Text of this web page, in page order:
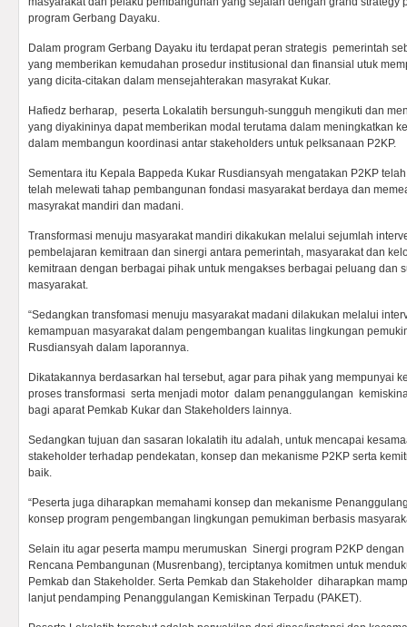
program Gerbang Dayaku.
Dalam program Gerbang Dayaku itu terdapat peran strategis pemerintah
yang memberikan kemudahan prosedur institusional dan finansial utuk
yang dicita-citakan dalam mensejahterakan masyrakat Kukar.
Hafiedz berharap, peserta Lokalatih bersunguh-sungguh mengikuti dan
yang diyakininya dapat memberikan modal terutama dalam meningkatkan
dalam membangun koordinasi antar stakeholders untuk pelksanaan P2KP.
Sementara itu Kepala Bappeda Kukar Rusdiansyah mengatakan P2KP
telah melewati tahap pembangunan fondasi masyarakat berdaya dan
masyrakat mandiri dan madani.
Transformasi menuju masyarakat mandiri dikakukan melalui sejumlah
pembelajaran kemitraan dan sinergi antara pemerintah, masyarakat dan
kemitraan dengan berbagai pihak untuk mengakses berbagai peluang dan
masyarakat.
“Sedangkan transfomasi menuju masyarakat madani dilakukan melalui
kemampuan masyarakat dalam pengembangan kualitas lingkungan
Rusdiansyah dalam laporannya.
Dikatakannya berdasarkan hal tersebut, agar para pihak yang mempunyai
proses transformasi serta menjadi motor dalam penanggulangan
bagi aparat Pemkab Kukar dan Stakeholders lainnya.
Sedangkan tujuan dan sasaran lokalatih itu adalah, untuk mencapai
stakeholder terhadap pendekatan, konsep dan mekanisme P2KP serta
baik.
“Peserta juga diharapkan memahami konsep dan mekanisme
konsep program pengembangan lingkungan pemukiman berbasis
Selain itu agar peserta mampu merumuskan Sinergi program P2KP
Rencana Pembangunan (Musrenbang), terciptanya komitmen untuk
Pemkab dan Stakeholder. Serta Pemkab dan Stakeholder diharapkan
lanjut pendamping Penanggulangan Kemiskinan Terpadu (PAKET).